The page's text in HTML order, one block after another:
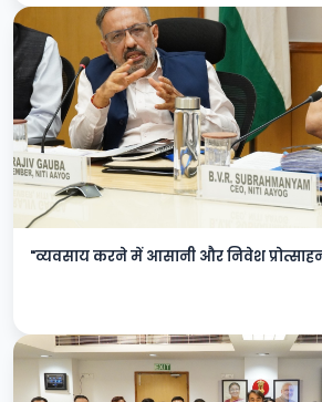
"व्यवसाय करने में आसानी और निवेश